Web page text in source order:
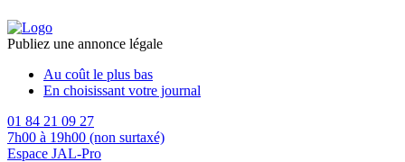
Publiez une annonce légale
Au coût le plus bas
En choisissant votre journal
01 84 21 09 27
7h00 à 19h00 (non surtaxé)
Espace JAL-Pro